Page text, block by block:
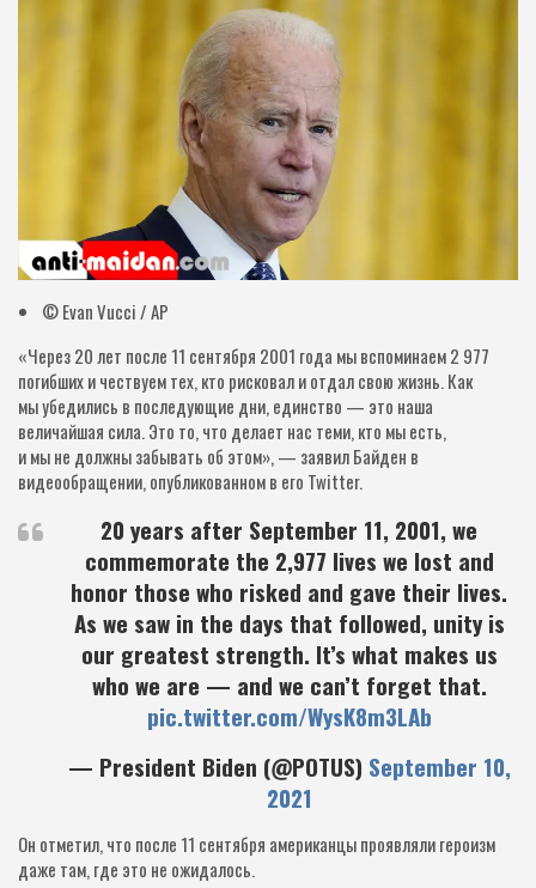
© Evan Vucci / AP
«Через 20 лет после 11 сентября 2001 года мы вспоминаем 2 977
погибших и чествуем тех, кто рисковал и отдал свою жизнь. Как
мы убедились в последующие дни, единство — это наша
величайшая сила. Это то, что делает нас теми, кто мы есть,
и мы не должны забывать об этом», — заявил Байден в
видеообращении, опубликованном в его Twitter.
20 years after September 11, 2001, we
commemorate the 2,977 lives we lost and
honor those who risked and gave their lives.
As we saw in the days that followed, unity is
our greatest strength. It’s what makes us
who we are — and we can’t forget that.
pic.twitter.com/WysK8m3LAb
— President Biden (@POTUS) September 10,
2021
Он отметил, что после 11 сентября американцы проявляли героизм
даже там, где это не ожидалось.